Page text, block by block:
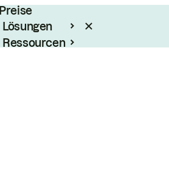
Preise
Lösungen
Ressourcen